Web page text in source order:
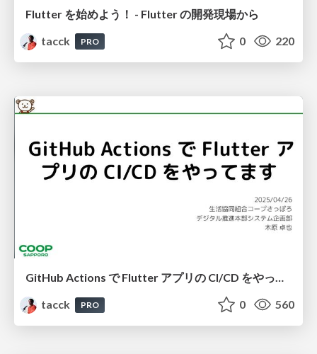
Flutter を始めよう！ - Flutter の開発現場から
tacck
PRO 0 220
GitHub Actions で Flutter アプリの CI/CD をやってます #ゆるWeb札幌
tacck
PRO 0 560